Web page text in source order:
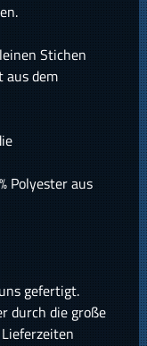
Stichen
aus dem
Polyester aus
gefertigt.
durch die große